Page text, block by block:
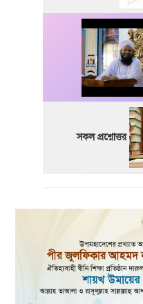
সকল প্রশ্নোত্তর